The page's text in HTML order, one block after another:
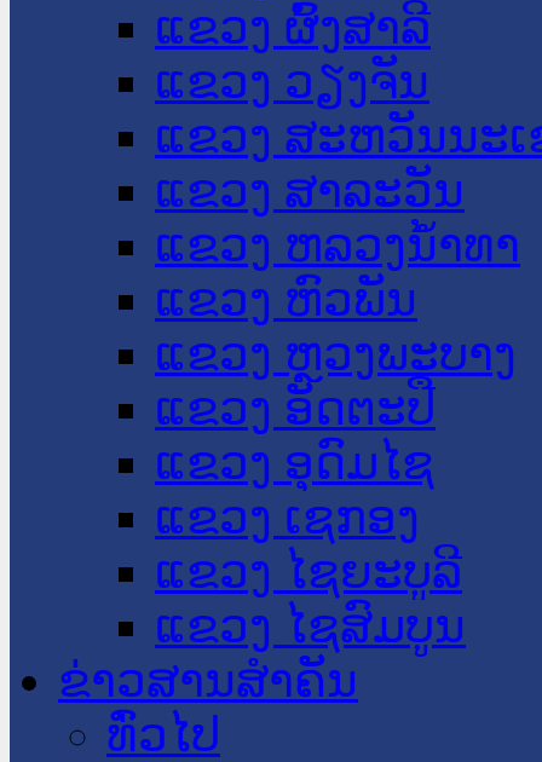
ແຂວງ ຜົ້ງສາລີ
ແຂວງ ວຽງຈັນ
ແຂວງ ສະຫວັນນະ
ແຂວງ ສາລະວັນ
ແຂວງ ຫລວງນໍ້າທາ
ແຂວງ ຫົວພັນ
ແຂວງ ຫຼວງພະບາງ
ແຂວງ ອັດຕະປື
ແຂວງ ອຸດົມໄຊ
ແຂວງ ເຊກອງ
ແຂວງ ໄຊຍະບູລີ
ແຂວງ ໄຊສົມບູນ
ຂ່າວສານສໍາຄັນ
​ທົ່ວ​ໄປ